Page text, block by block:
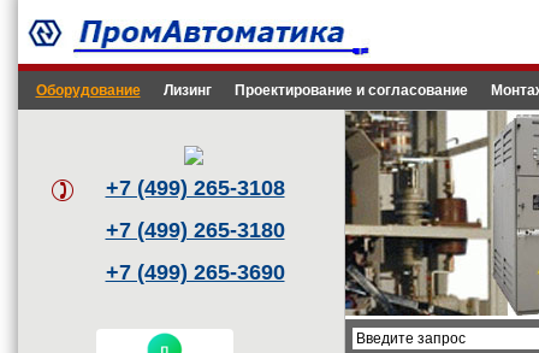
Оборудование Лизинг Проектирование и согласование
+7 (499) 265-3108
+7 (499) 265-3180
+7 (499) 265-3690